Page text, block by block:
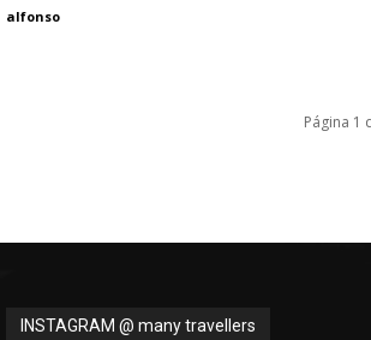
alfonso
Página 1
INSTAGRAM @ many travellers